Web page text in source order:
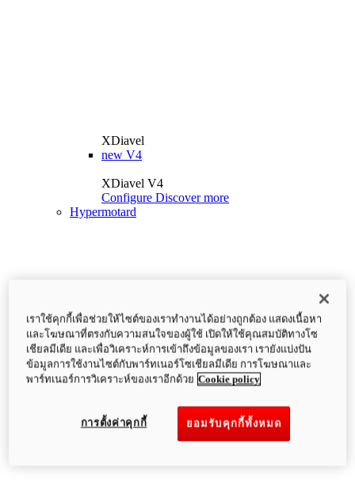
XDiavel
new V4
XDiavel V4
Configure Discover more
Hypermotard
เราใช้คุกกี้เพื่อช่วยให้ไซต์ของเราทำงานได้อย่างถูกต้อง แสดงเนื้อหา
และโฆษณาที่ตรงกับความสนใจของผู้ใช้ เปิดให้ใช้คุณสมบัติทางโซ
เชียลมีเดีย และเพื่อวิเคราะห์การเข้าถึงข้อมูลของเรา เรายังแบ่งปัน
ข้อมูลการใช้งานไซต์กับพาร์ทเนอร์โซเชียลมีเดีย การโฆษณาและ
พาร์ทเนอร์การวิเคราะห์ของเราอีกด้วย Cookie policy
ยอมรับคุกกี้ทั้งหมด
การตั้งค่าคุกกี้